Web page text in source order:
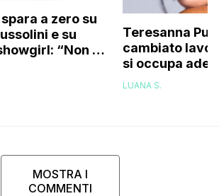
a zero su
e su
“Non è
e nemmeno
Teresanna
cambiato
si occupa
l’avevo fatto
LUANA S.
MOSTRA I
COMMENTI